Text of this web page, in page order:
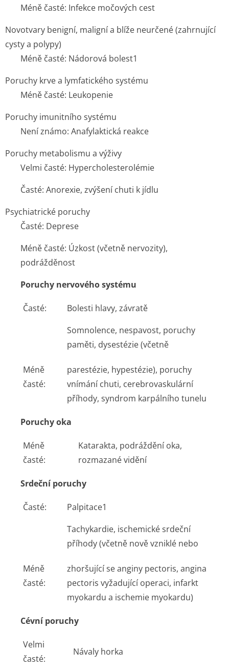
Méně časté: Infekce močových cest
Novotvary benigní, maligní a blíže neurčené (zahrnující
cysty a polypy)
Méně časté: Nádorová bolest1
Poruchy krve a lymfatického systému
Méně časté: Leukopenie
Poruchy imunitního systému
Není známo: Anafylaktická reakce
Poruchy metabolismu a výživy
Velmi časté: Hypercholeste­rolémie
Časté: Anorexie, zvýšení chuti k jídlu
Psychiatrické poruchy
Časté: Deprese
Méně časté: Úzkost (včetně nervozity),
podrážděnost
Poruchy nervového systému
Časté:
Bolesti hlavy, závratě
Somnolence, nespavost, poruchy
paměti, dysestézie (včetně
Méně
časté:
parestézie, hypestézie), poruchy
vnímání chuti, cerebrovaskulární
příhody, syndrom karpálního tunelu
Poruchy oka
Méně
časté:
Katarakta, podráždění oka,
rozmazané vidění
Srdeční poruchy
Časté: Palpitace1
Tachykardie, ischemické srdeční
příhody (včetně nově vzniklé nebo
Méně
časté:
zhoršující se anginy pectoris, angina
pectoris vyžadující operaci, infarkt
myokardu a ischemie myokardu)
Cévní poruchy
Velmi
časté:
Návaly horka